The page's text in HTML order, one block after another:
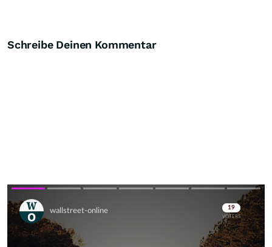
Schreibe Deinen Kommentar
Skip